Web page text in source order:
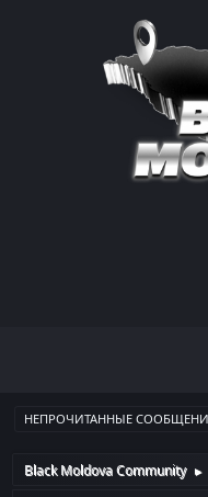
НЕПРОЧИТАННЫЕ
Black Moldova Community ►